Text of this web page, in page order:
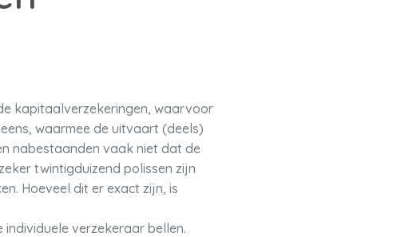
kapitaalverzekeringen, waarvoor
waarmee de uitvaart (deels)
nabestaanden vaak niet dat de
twintigduizend polissen zijn
Hoeveel dit er exact zijn, is
verzekeraar bellen.